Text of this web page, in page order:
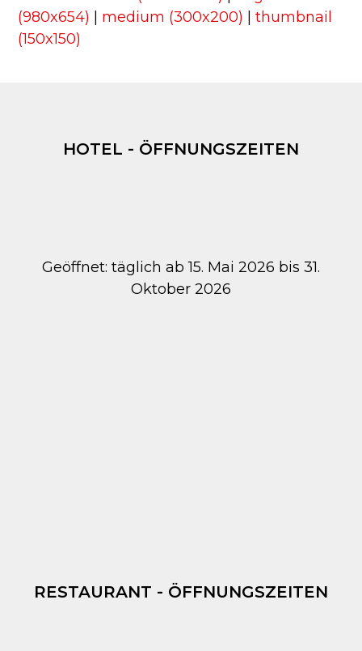
(980x654)
medium (300x200) |thumbnail
(150x150)
HOTEL - ÖFFNUNGSZEITEN
Geöffnet: täglich ab 15. Mai 2026 bis 31.
Oktober 2026
RESTAURANT - ÖFFNUNGSZEITEN